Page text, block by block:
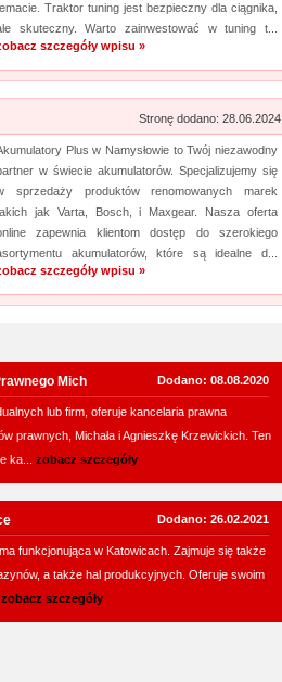
Traktor tuning jest bezpieczny dla ciągnika,
skuteczny. Warto zainwestować w tuning t...
szczegóły wpisu »
Stronę dodano: 28.06.2024
Plus w Namysłowie to Twój niezawodny
w świecie akumulatorów. Specjalizujemy się
sprzedaży produktów renomowanych marek
jak Varta, Bosch, i Maxgear. Nasza oferta
zapewnia klientom dostęp do szerokiego
akumulatorów, które są idealne d...
szczegóły wpisu »
Mich Dodano: 08.08.2020
lub firm, oferuje kancelaria prawna
prawnych, Michała i Agnieszkę Krzewickich. Ten
ka... zobacz szczegóły
Dodano: 26.02.2021
funkcjonująca w Katowicach. Zajmuje się także
a także hal produkcyjnych. Oferuje swoim
zobacz szczegóły